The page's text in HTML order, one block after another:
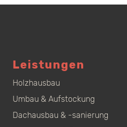
Leistungen
Holzhausbau
Umbau & Aufstockung
Dachausbau & -sanierung